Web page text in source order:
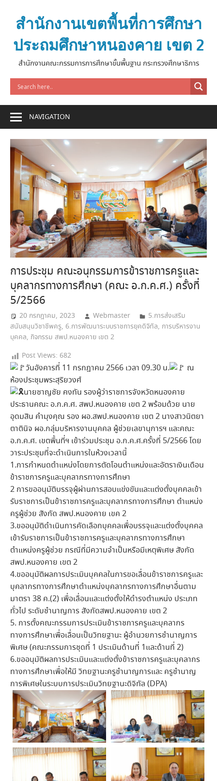
contentสำนักงานเขตพื้นที่การศึกษา
ประถมศึกษาหนองคาย เขต 2
สำนักงานคณะกรรมการการศึกษาขั้นพื้นฐาน กระทรวงศึกษาธิการ
NAVIGATION
การประชุม คณะอนุกรรมการข้าราชการครูและ
บุคลากรทางการศึกษา (คณะ อ.ก.ค.ศ.) ครั้งที่
5/2566
20 กรกฎาคม, 2023 Webmaster
5.การส่งเสริม
สนับสนุนวิชาชีพครู, 6.การพัฒนาระบบราชการยุคดิจิทัล, การบริหารงาน
บุคคล, กิจกรรม สพป.หนองคาย เขต 2
Post Views: 682
วันอังคารที่ 11 กรกฎาคม 2566 เวลา 09.30 น.
ณ
ห้องประชุมพระสุริยวงศ์
นายชาญชัย คงทัน รองผู้ว่าราชการจังหวัดหนองคาย
ประธานคณะ อ.ก.ค.ศ. สพป.หนองคาย เขต 2 พร้อมด้วย นาย
อุดมสิน คำมุงคุณ รอง ผอ.สพป.หนองคาย เขต 2 นางสาวนิตยา
ตาตินิจ ผอ.กลุ่มบริหารงานบุคคล ผู้ช่วยเลขานุการฯ และคณะ
อ.ก.ค.ศ. เขตพื้นที่ฯ เข้าร่วมประชุม อ.ก.ค.ศ.ครั้งที่ 5/2566 โดย
วาระประชุมที่จะดำเนินการในห้วงเวลานี้
1.การกำหนดตำแหน่งโดยการตัดโอนตำแหน่งและอัตราเงินเดือน
ข้าราชการครูและบุคลากรทางการศึกษา
2 การขออนุมัติบรรจุผู้ผ่านการสอบแข่งขันและแต่งตั้งบุคคลเข้า
รับราชการเป็นข้าราชการครูและบุคลากรทางการศึกษา ตำแหน่ง
ครูผู้ช่วย สังกัด สพป.หนองคาย เขค 2
3.ขออนุมัติดำเนินการคัดเลือกบุคคลเพื่อบรรจุและแต่งตั้งบุคคล
เข้ารับราชการเป็นข้าราชการครูและบุคลากรทางการศึกษา
ตำแหน่งครูผู้ช่วย กรณีที่มีความจำเป็นหรือมีเหตุพิเศษ สังกัด
สพป.หนองคาย เขต 2
4.ขออนุมัติผลการประเมินบุคคลในการขอเลื่อนข้าราชการครูและ
บุคลากรทางการศึกษาตำแหน่งบุคลากรทางการศึกษาอื่นตาม
มาตรา 38 ค.(2) เพื่อเลื่อนและแต่งตั้งให้ดำรงตำแหน่ง ประเภท
ทั่วไป ระดับชำนาญการ สังกัดสพป.หนองคาย เขต 2
5. การตั้งคณะกรรมการประเมินข้าราชการครูและบุคลากร
ทางการศึกษาเพื่อเลื่อนเป็นวิทยฐานะ ผู้อำนวยการชำนาญการ
พิเศษ (คณะกรรมการชุดที่ 1 ประเมินด้านที่ 1และด้านที่ 2)
6.ขออนุมัติผลการประเมินและแต่งตั้งข้าราชการครูและบุคลากร
ทางการศึกษาเพื่อให้มี วิทยฐานะครูชำนาญการและ ครูชำนาญ
การพิเศษในระบบการประเมินวิทยฐานะดิจิทัล (DPA)